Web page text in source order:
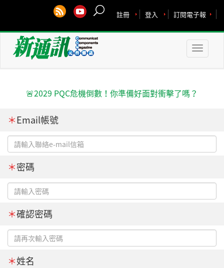
訂閱電子報
登入
註冊
Toggle
🚨2029 PQC危機倒數！你準備好面對衝擊了嗎？
＊Email帳號
＊密碼
＊確認密碼
＊姓名